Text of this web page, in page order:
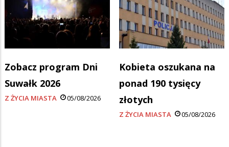
Zobacz program Dni
Suwałk 2026
Z ŻYCIA MIASTA 05/08/2026
Kobieta oszukana na
ponad 190 tysięcy
złotych
Z ŻYCIA MIASTA 05/08/2026